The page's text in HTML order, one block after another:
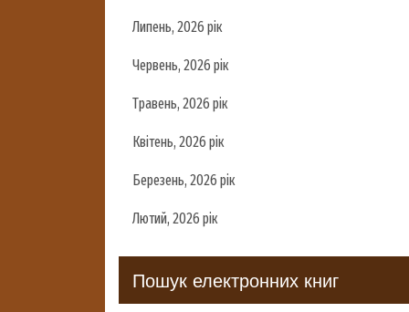
Липень, 2026 рік
Червень, 2026 рік
Травень, 2026 рік
Квітень, 2026 рік
Березень, 2026 рік
Лютий, 2026 рік
Пошук електронних книг